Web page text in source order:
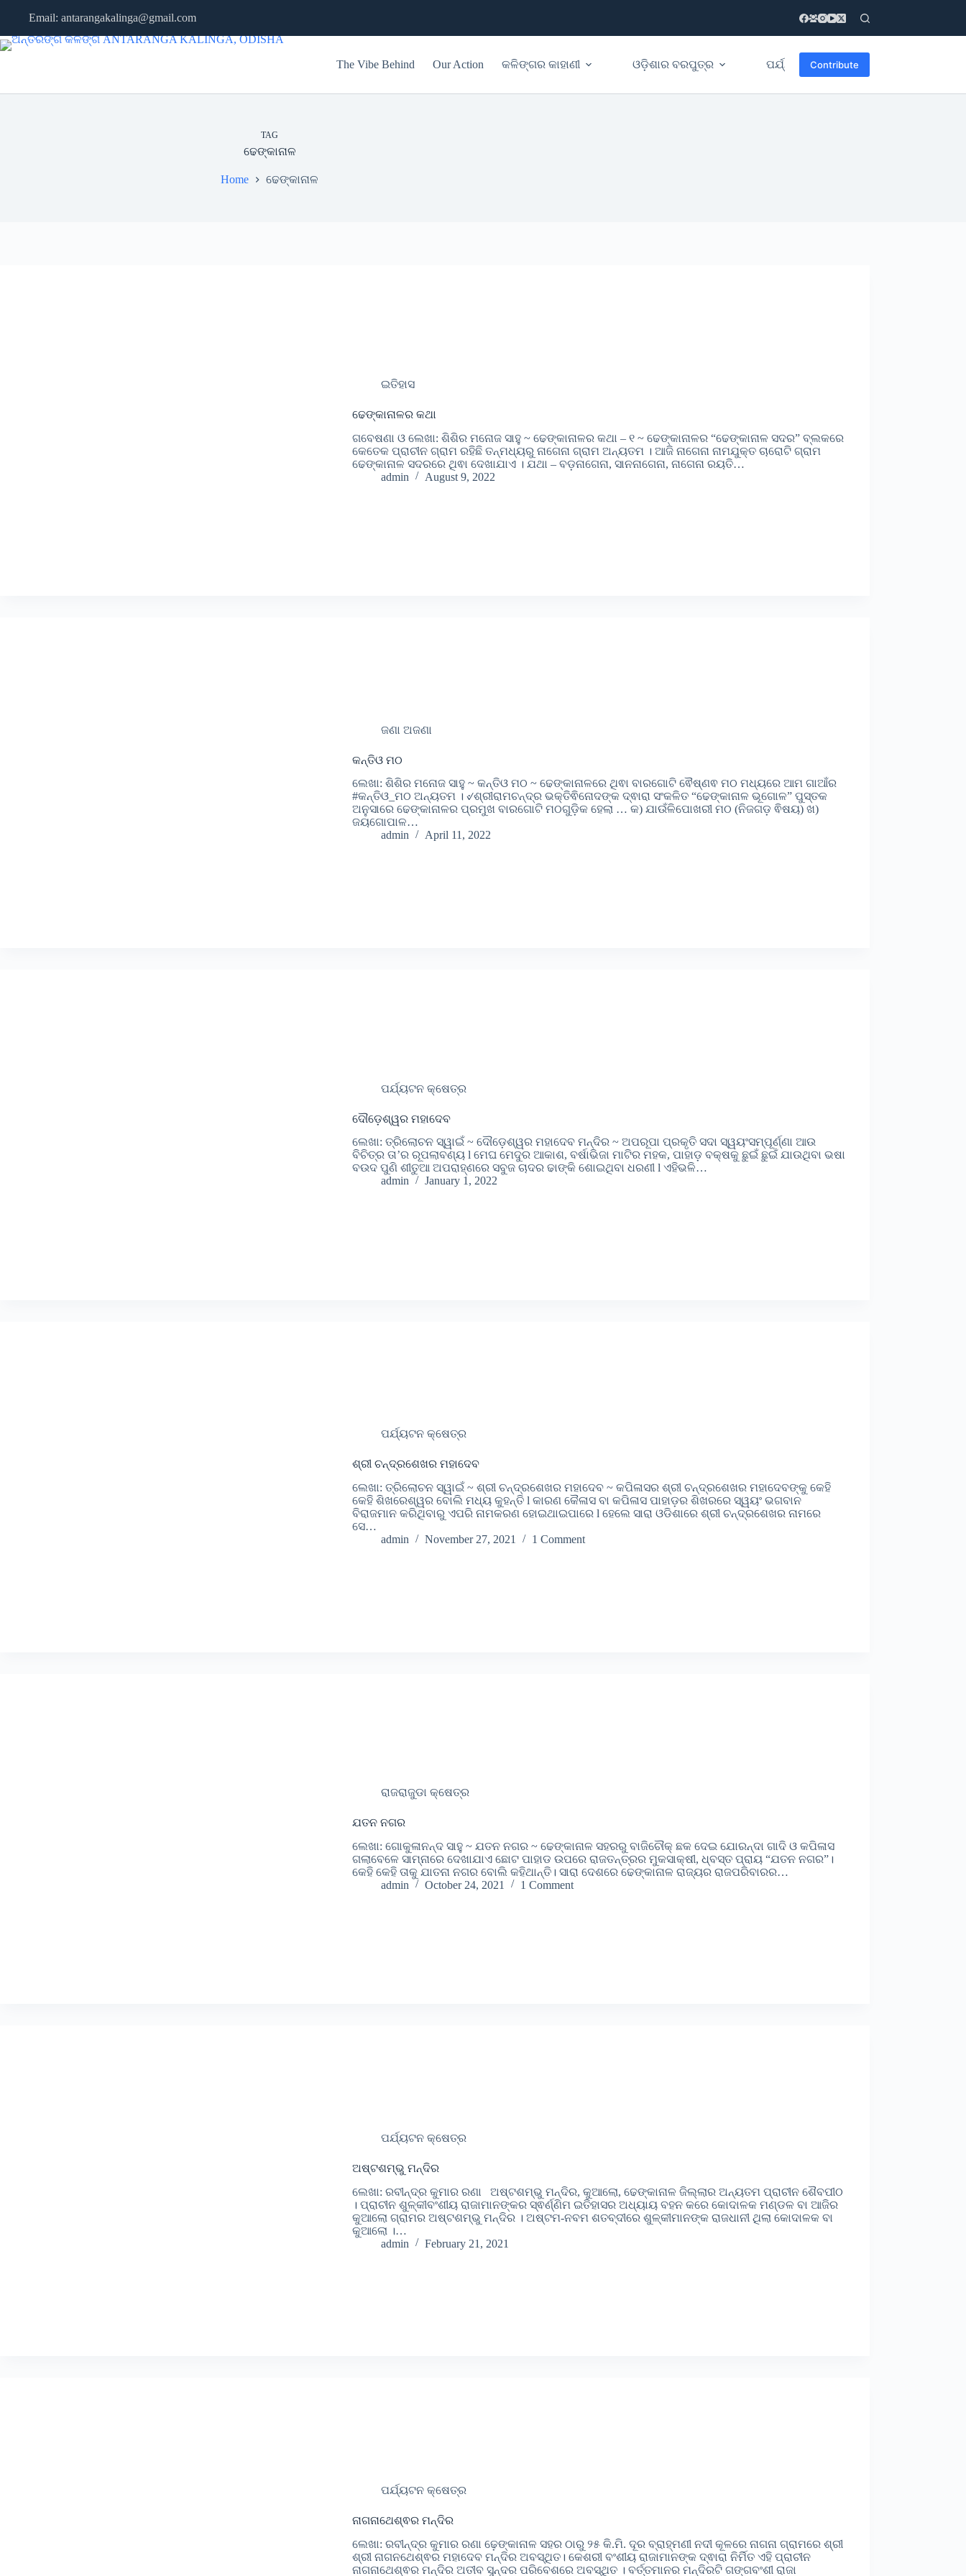
Email: antarangakalinga@gmail.com
The Vibe Behind Our Action କଳିଙ୍ଗର କାହାଣୀ ଓଡ଼ିଶାର ବରପୁତ୍ର ପର୍ଯ୍ୟଟନ ଆକର୍ଷଣ
Contribute
TAG
ଢେଙ୍କାନାଳ
Home ଢେଙ୍କାନାଳ
ଇତିହାସ
ଢେଙ୍କାନାଳର କଥା
ଗବେଷଣା ଓ ଲେଖା: ଶିଶିର ମନୋଜ ସାହୁ ~ ଢେଙ୍କାନାଳର କଥା – ୧ ~ ଢେଙ୍କାନାଳର “ଢେଙ୍କାନାଳ ସଦର” ବ୍ଲକରେ
କେତେକ ପ୍ରାଚୀନ ଗ୍ରାମ ରହିଛି ତନ୍ମଧ୍ୟରୁ ନାଗେନା ଗ୍ରାମ ଅନ୍ୟତମ । ଆଜି ନାଗେନା ନାମଯୁକ୍ତ ଚାରୋଟି ଗ୍ରାମ
ଢେଙ୍କାନାଳ ସଦରରେ ଥିଵା ଦେଖାଯାଏ । ଯଥା – ବଡ଼ନାଗେନା, ସାନନାଗେନା, ନାଗେନା ରୟତି…
admin
August 9, 2022
ଜଣା ଅଜଣା
କନ୍ତିଓ ମଠ
ଲେଖା: ଶିଶିର ମନୋଜ ସାହୁ ~ କନ୍ତିଓ ମଠ ~ ଢେଙ୍କାନାଳରେ ଥିଵା ବାରଗୋଟି ଵୈଷ୍ଣଵ ମଠ ମଧ୍ୟରେ ଆମ ଗାଆଁର
#କନ୍ତିଓ_ମଠ ଅନ୍ୟତମ । ୰ଶ୍ରୀରାମଚନ୍ଦ୍ର ଭକ୍ତିଵିନୋଦଙ୍କ ଦ୍ଵାରା ସଂକଳିତ “ଢେଙ୍କାନାଳ ଭୂଗୋଳ” ପୁସ୍ତକ
ଅନୁସାରେ ଢେଙ୍କାନାଳର ପ୍ରମୁଖ ବାରଗୋଟି ମଠଗୁଡି଼କ ହେଲା … କ) ଯାଉଁଳିପୋଖରୀ ମଠ (ନିଜଗଡ଼ ଵିଷୟ) ଖ)
ଜୟଗୋପାଳ…
admin
April 11, 2022
ପର୍ଯ୍ୟଟନ କ୍ଷେତ୍ର
ଦୌଡ଼େଶ୍ୱର ମହାଦେବ
ଲେଖା: ତ୍ରିଲୋଚନ ସ୍ୱାଇଁ ~ ଦୌଡ଼େଶ୍ୱର ମହାଦେବ ମନ୍ଦିର ~ ଅପରୂପା ପ୍ରକୃତି ସଦା ସ୍ୱୟଂସମ୍ପୂର୍ଣ୍ଣା ଆଉ
ବିଚିତ୍ର ତା’ର ରୂପଲାବଣ୍ୟ l ମେଘ ମେଦୁର ଆକାଶ, ବର୍ଷାଭିଜା ମାଟିର ମହକ, ପାହାଡ଼ ବକ୍ଷକୁ ଛୁଇଁ ଛୁଇଁ ଯାଉଥିବା ଭଷା
ବଉଦ ପୁଣି ଶୀତୁଆ ଅପରାହ୍ଣରେ ସବୁଜ ଚାଦର ଢାଙ୍କି ଶୋଇଥିବା ଧରଣୀ l ଏହିଭଳି…
admin
January 1, 2022
ପର୍ଯ୍ୟଟନ କ୍ଷେତ୍ର
ଶ୍ରୀ ଚନ୍ଦ୍ରଶେଖର ମହାଦେବ
ଲେଖା: ତ୍ରିଲୋଚନ ସ୍ୱାଇଁ ~ ଶ୍ରୀ ଚନ୍ଦ୍ରଶେଖର ମହାଦେବ ~ କପିଳାସର ଶ୍ରୀ ଚନ୍ଦ୍ରଶେଖର ମହାଦେବଙ୍କୁ କେହି
କେହି ଶିଖରେଶ୍ୱର ବୋଲି ମଧ୍ୟ କୁହନ୍ତି l କାରଣ କୈଳାସ ବା କପିଳାସ ପାହାଡ଼ର ଶିଖରରେ ସ୍ୱୟଂ ଭଗବାନ
ବିରାଜମାନ କରିଥିବାରୁ ଏପରି ନାମକରଣ ହୋଇଥାଇପାରେ l ହେଲେ ସାରା ଓଡିଶାରେ ଶ୍ରୀ ଚନ୍ଦ୍ରଶେଖର ନାମରେ
ସେ…
admin
November 27, 2021 1 Comment
ରାଜରାଜୁଡା କ୍ଷେତ୍ର
ଯତନ ନଗର
ଲେଖା: ଗୋକୁଳାନନ୍ଦ ସାହୁ ~ ଯତନ ନଗର ~ ଢେଙ୍କାନାଳ ସହରରୁ ବାଜିଚୌକ୍ ଛକ ଦେଇ ଯୋରନ୍ଦା ଗାଦି ଓ କପିଳାସ
ଗଲାବେଳେ ସାମ୍ନାରେ ଦେଖାଯାଏ ଛୋଟ ପାହାଡ ଉପରେ ରାଜତନ୍ତ୍ରର ମୁକସାକ୍ଷୀ, ଧ୍ବସ୍ତ ପ୍ରାୟ “ଯତନ ନଗର”।
କେହି କେହି ତାକୁ ଯାତନା ନଗର ବୋଲି କହିଥାନ୍ତି। ସାରା ଦେଶରେ ଢେଙ୍କାନାଳ ରାଜ୍ୟର ରାଜପରିବାରର…
admin
October 24, 2021 1 Comment
ପର୍ଯ୍ୟଟନ କ୍ଷେତ୍ର
ଅଷ୍ଟଶମ୍ଭୁ ମନ୍ଦିର
ଲେଖା: ରବୀନ୍ଦ୍ର କୁମାର ରଣା ଅଷ୍ଟଶମ୍ଭୁ ମନ୍ଦିର, କୁଆଲୋ, ଢେଙ୍କାନାଳ ଜିଲ୍ଲାର ଅନ୍ୟତମ ପ୍ରାଚୀନ ଶୈବପୀଠ
। ପ୍ରାଚୀନ ଶୁଳ୍କୀବଂଶୀୟ ରାଜାମାନଙ୍କର ସ୍ଵର୍ଣ୍ଣିମ ଇତିହାସର ଅଧ୍ୟାୟ ବହନ କରେ କୋଦାଳକ ମଣ୍ଡଳ ବା ଆଜିର
କୁଆଲୋ ଗ୍ରାମର ଅଷ୍ଟଶମ୍ଭୁ ମନ୍ଦିର । ଅଷ୍ଟମ-ନବମ ଶତବ୍ଦୀରେ ଶୁଳ୍କୀମାନଙ୍କ ରାଜଧାନୀ ଥିଲା କୋଦାଳକ ବା
କୁଆଲୋ ।…
admin
February 21, 2021
ପର୍ଯ୍ୟଟନ କ୍ଷେତ୍ର
ନାଗନାଥେଶ୍ଵର ମନ୍ଦିର
ଲେଖା: ରବୀନ୍ଦ୍ର କୁମାର ରଣା ଢ଼େଙ୍କାନାଳ ସହର ଠାରୁ ୨୫ କି.ମି. ଦୂର ବ୍ରାହ୍ମଣୀ ନଦୀ କୂଳରେ ନାଗନା ଗ୍ରାମରେ ଶ୍ରୀ
ଶ୍ରୀ ନାଗନଥେଶ୍ଵର ମହାଦେବ ମନ୍ଦିର ଅବସ୍ଥିତ। କେଶରୀ ବଂଶୀୟ ରାଜାମାନଙ୍କ ଦ୍ଵାରା ନିର୍ମିତ ଏହି ପ୍ରାଚୀନ
ନାଗନାଥେଶ୍ଵର ମନ୍ଦିର ଅତୀବ ସୁନ୍ଦର ପରିବେଶରେ ଅବସ୍ଥିତ । ବର୍ତ୍ତମାନର ମନ୍ଦିରଟି ଗଙ୍ଗବଂଶୀ ରାଜା